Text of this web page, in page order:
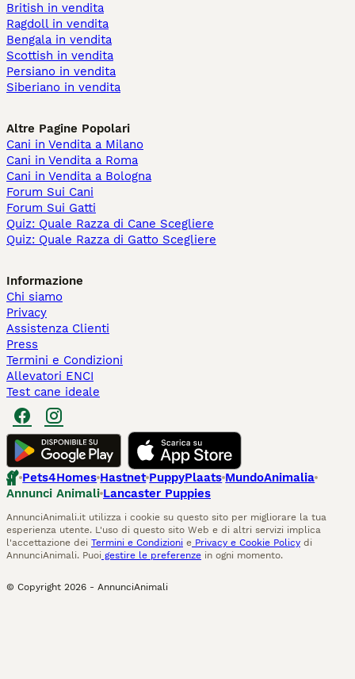
British in vendita
Ragdoll in vendita
Bengala in vendita
Scottish in vendita
Persiano in vendita
Siberiano in vendita
Altre Pagine Popolari
Cani in Vendita a Milano
Cani in Vendita a Roma
Cani in Vendita a Bologna
Forum Sui Cani
Forum Sui Gatti
Quiz: Quale Razza di Cane Scegliere
Quiz: Quale Razza di Gatto Scegliere
Informazione
Chi siamo
Privacy
Assistenza Clienti
Press
Termini e Condizioni
Allevatori ENCI
Test cane ideale
Pets4Homes Hastnet PuppyPlaats MundoAnimalia
Annunci Animali Lancaster Puppies
AnnunciAnimali.it utilizza i cookie su questo sito per migliorare la tua
esperienza utente. L'uso di questo sito Web e di altri servizi implica
l'accettazione dei Termini e Condizioni e Privacy e Cookie Policy di
AnnunciAnimali. Puoi gestire le preferenze in ogni momento.
© Copyright 2026 - AnnunciAnimali